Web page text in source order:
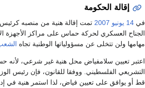
إقالة الحكومة
في 14 يونيو 2007 تمت إقالة هنية من منصبه
الجناح العسكري لحركة حماس على مراكز الأجهزة
مهامها ولن تتخلى عن مسؤولياتها الوطنية تجاه
اعتبر تعيين سلامفياض محل هنية غير شرعي، لأنه
التشريعي الفلسطيني. ووفقا للقانون، فإن رئيس
قط أو يوافق على تعيين فياض، لذا استمر هنية في